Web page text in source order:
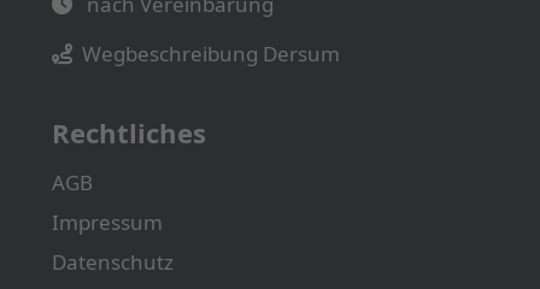
Wegbeschreibung Dersum
Rechtliches
AGB
Impressum
Datenschutz